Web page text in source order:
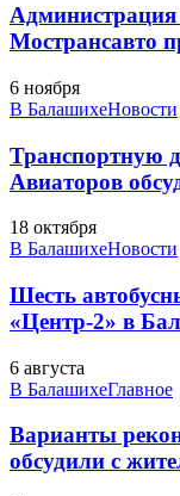
Мострансавто
6 ноября
В БалашихеНовости
Транспортную
Авиаторов
18 октября
В БалашихеНовости
Шесть
«Центр-2» в
6 августа
В БалашихеГлавное
Варианты
обсудили с